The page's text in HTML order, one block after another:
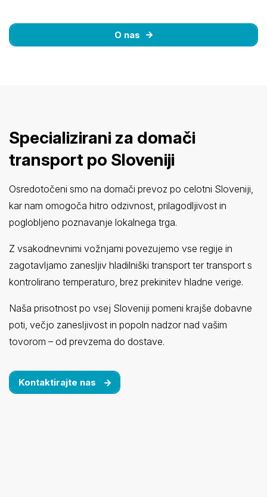
O nas
Specializirani za domači
transport po Sloveniji
Osredotočeni smo na domači prevoz po celotni Sloveniji,
kar nam omogoča hitro odzivnost, prilagodljivost in
poglobljeno poznavanje lokalnega trga.
Z vsakodnevnimi vožnjami povezujemo vse regije in
zagotavljamo zanesljiv hladilniški transport ter transport s
kontrolirano temperaturo, brez prekinitev hladne verige.
Naša prisotnost po vsej Sloveniji pomeni krajše dobavne
poti, večjo zanesljivost in popoln nadzor nad vašim
tovorom – od prevzema do dostave.
Kontaktirajte nas